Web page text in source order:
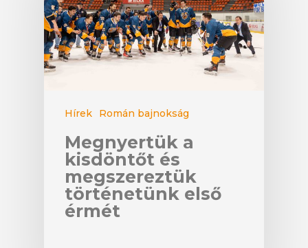
Hírek Román bajnokság
Megnyertük a
kisdöntőt és
megszereztük
történetünk első
érmét